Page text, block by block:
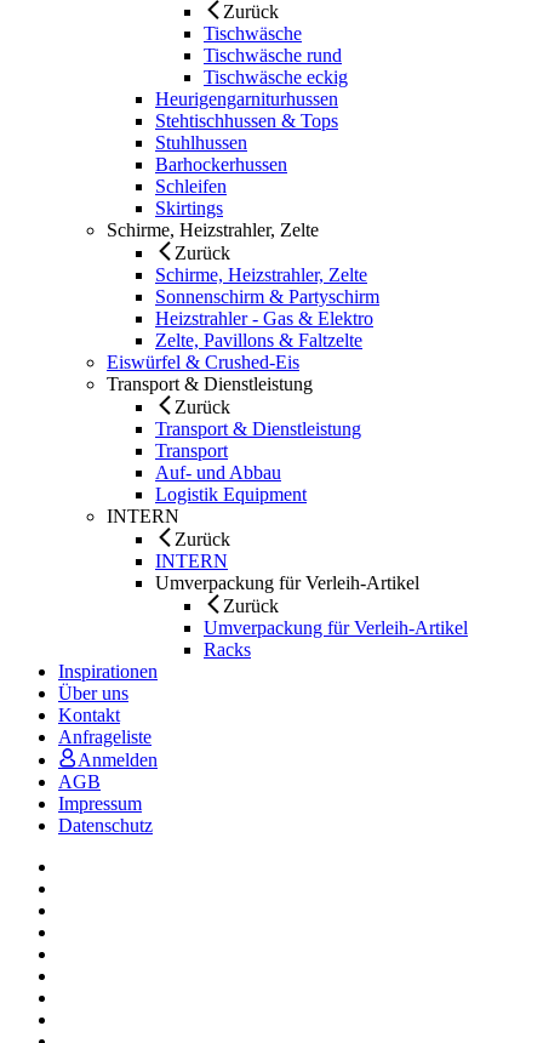
Zurück
Tischwäsche
Tischwäsche rund
Tischwäsche eckig
Heurigengarniturhussen
Stehtischhussen & Tops
Stuhlhussen
Barhockerhussen
Schleifen
Skirtings
Schirme, Heizstrahler, Zelte
Zurück
Schirme, Heizstrahler, Zelte
Sonnenschirm & Partyschirm
Heizstrahler - Gas & Elektro
Zelte, Pavillons & Faltzelte
Eiswürfel & Crushed-Eis
Transport & Dienstleistung
Zurück
Transport & Dienstleistung
Transport
Auf- und Abbau
Logistik Equipment
INTERN
Zurück
INTERN
Umverpackung für Verleih-Artikel
Zurück
Umverpackung für Verleih-Artikel
Racks
Inspirationen
Über uns
Kontakt
Anfrageliste
Anmelden
AGB
Impressum
Datenschutz